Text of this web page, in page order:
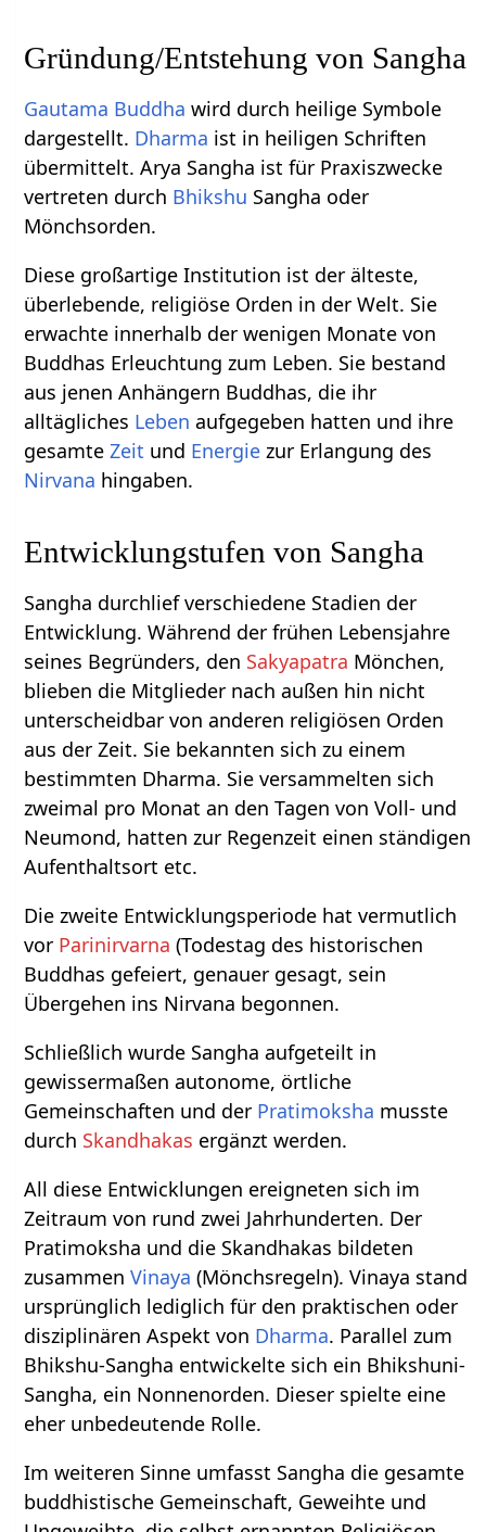
Gründung/Entstehung von Sangha
Gautama Buddha wird durch heilige Symbole
dargestellt. Dharma ist in heiligen Schriften
übermittelt. Arya Sangha ist für Praxiszwecke
vertreten durch Bhikshu Sangha oder
Mönchsorden.
Diese großartige Institution ist der älteste,
überlebende, religiöse Orden in der Welt. Sie
erwachte innerhalb der wenigen Monate von
Buddhas Erleuchtung zum Leben. Sie bestand
aus jenen Anhängern Buddhas, die ihr
alltägliches Leben aufgegeben hatten und ihre
gesamteZeit und Energie zur Erlangung des
Nirvana hingaben.
Entwicklungstufen von Sangha
Sangha durchlief verschiedene Stadien der
Entwicklung. Während der frühen Lebensjahre
seines Begründers, den Sakyapatra Mönchen,
blieben die Mitglieder nach außen hin nicht
unterscheidbar von anderen religiösen Orden
aus der Zeit. Sie bekannten sich zu einem
bestimmten Dharma. Sie versammelten sich
zweimal pro Monat an den Tagen von Voll- und
Neumond, hatten zur Regenzeit einen ständigen
Aufenthaltsort etc.
Die zweite Entwicklungsperiode hat vermutlich
vor Parinirvarna (Todestag des historischen
Buddhas gefeiert, genauer gesagt, sein
Übergehen ins Nirvana begonnen.
Schließlich wurde Sangha aufgeteilt in
gewissermaßen autonome, örtliche
Gemeinschaften und der Pratimoksha musste
durch Skandhakas ergänzt werden.
All diese Entwicklungen ereigneten sich im
Zeitraum von rund zwei Jahrhunderten. Der
Pratimoksha und die Skandhakas bildeten
zusammenVinaya (Mönchsregeln). Vinaya stand
ursprünglich lediglich für den praktischen oder
disziplinären Aspekt von Dharma. Parallel zum
Bhikshu-Sangha entwickelte sich ein Bhikshuni-
Sangha, ein Nonnenorden. Dieser spielte eine
eher unbedeutende Rolle.
Im weiteren Sinne umfasst Sangha die gesamte
buddhistische Gemeinschaft, Geweihte und